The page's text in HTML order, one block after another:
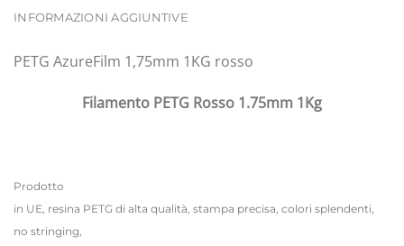
INFORMAZIONI AGGIUNTIVE
PETG AzureFilm 1,75mm 1KG rosso
Filamento PETG Rosso 1.75mm 1Kg
Prodotto
in UE, resina PETG di alta qualità, stampa precisa, colori splendenti,
no stringing,